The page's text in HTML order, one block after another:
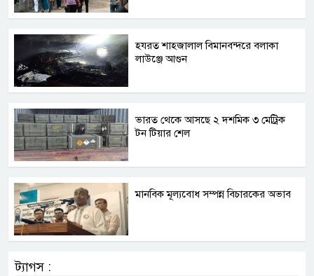
হযরত শাহজালাল বিমানবন্দরে বলাকা
লাউঞ্জে আগুন
ভারত থেকে আসছে ২ দশমিক ৩ মেট্রিক
টন টিয়ার শেল
মানবিক মূল্যবোধ সম্পন্ন বিচারকের অভাব
ট্যাগস :